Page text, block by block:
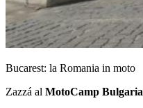
Bucarest: la Romania in moto
Zazzá al MotoCamp Bulgaria